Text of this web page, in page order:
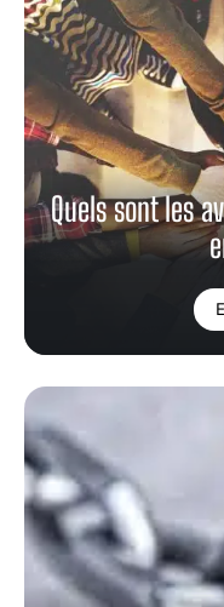
Quels sont les